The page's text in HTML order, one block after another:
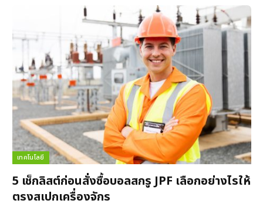
เทคโนโลยี
5 เช็กลิสต์ก่อนสั่งซื้อบอลสกรู JPF เลือกอย่างไรให้
ตรงสเปกเครื่องจักร